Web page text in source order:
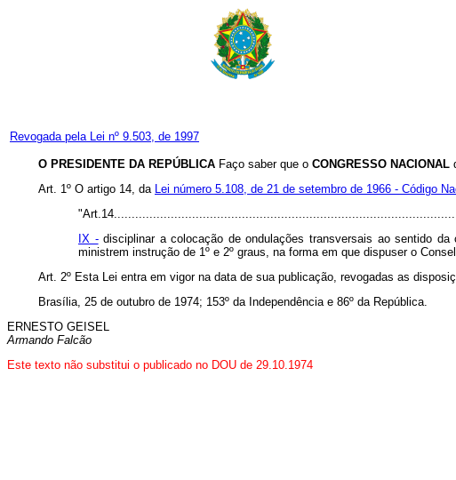
Revogada pela Lei nº 9.503, de 1997
O PRESIDENTE DA REPÚBLICA Faço saber que o CONGRESSO NACIONAL
Art. 1º O artigo 14, da Lei número 5.108, de 21 de setembro de 1966 - Código
IX -disciplinar a colocação de ondulações transversais ao sentido
ministrem instrução de 1º e 2º graus, na forma em que dispuser o
Art. 2º Esta Lei entra em vigor na data de sua publicação, revogadas as
Brasília, 25 de outubro de 1974; 153º da Independência e 86º da República.
ERNESTO GEISEL
Armando Falcão
Este texto não substitui o publicado no DOU de 29.10.1974